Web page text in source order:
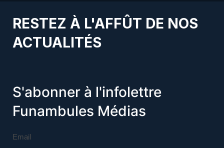
RESTEZ À L'AFFÛT DE NOS
ACTUALITÉS
S'abonner à l'infolettre
Funambules Médias
Email